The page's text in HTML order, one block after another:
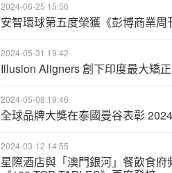
2024-06-25 15:56
安智環球第五度榮獲《彭博商業周
2024-05-31 19:42
Illusion Aligners 創下印度最大矯
2024-05-08 19:46
全球品牌大獎在泰國曼谷表彰
2024-03-12 14:55
星際酒店與「澳門銀河」餐飲食